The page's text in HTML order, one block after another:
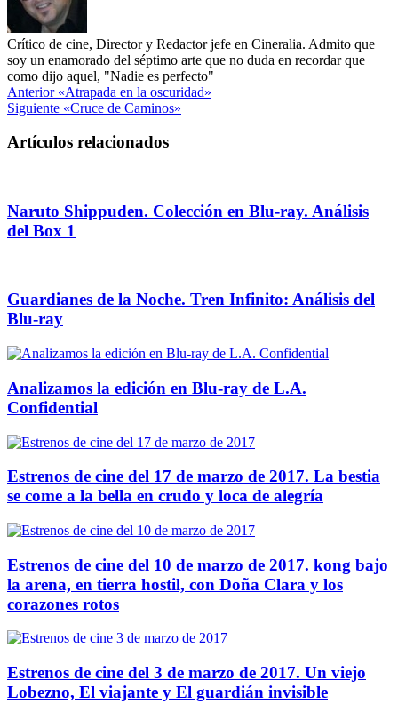
Crítico de cine, Director y Redactor jefe en Cineralia. Admito que
soy un enamorado del séptimo arte que no duda en recordar que
como dijo aquel, "Nadie es perfecto"
Anterior«Atrapada en la oscuridad»
Siguiente «Cruce de Caminos»
Artículos relacionados
Naruto Shippuden. Colección en Blu-ray. Análisis
del Box 1
Guardianes de la Noche. Tren Infinito: Análisis del
Blu-ray
Analizamos la edición en Blu-ray de L.A.
Confidential
Estrenos de cine del 17 de marzo de 2017. La bestia
se come a la bella en crudo y loca de alegría
Estrenos de cine del 10 de marzo de 2017. kong bajo
la arena, en tierra hostil, con Doña Clara y los
corazones rotos
Estrenos de cine del 3 de marzo de 2017. Un viejo
Lobezno, El viajante y El guardián invisible